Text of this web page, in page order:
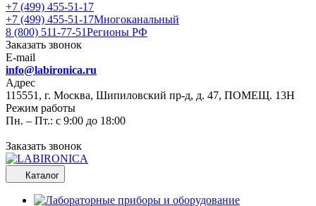
+7 (499) 455-51-17
+7 (499) 455-51-17Многоканальный
8 (800) 511-77-51Регионы РФ
Заказать звонок
E-mail
info@labironica.ru
Адрес
115551, г. Москва, Шипиловский пр-д, д. 47, ПОМЕЩ. 13Н
Режим работы
Пн. – Пт.: с 9:00 до 18:00
Заказать звонок
Каталог